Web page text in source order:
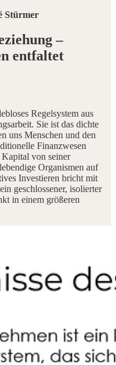
Stürmer
–
entfaltet
Regelsystem aus
Sie ist das dichte
uns Menschen und den
Finanzwesen
Kapital von seiner
Organismen auf
Investieren bricht mit
geschlossener, isolierter
in einem größeren